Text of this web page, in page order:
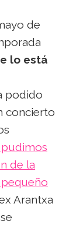
de
lo está
podido
concierto
de la
Arantxa